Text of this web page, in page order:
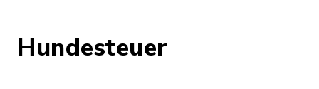
Hundesteuer